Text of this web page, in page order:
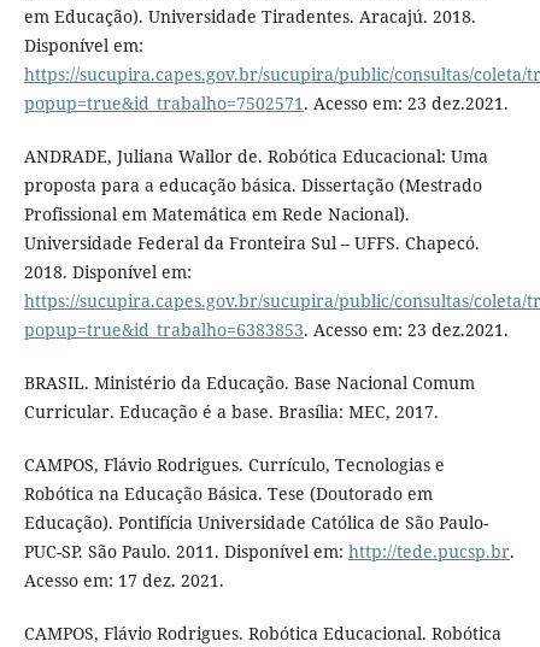
em Educação). Universidade Tiradentes. Aracajú. 2018.
Disponível em:
https://sucupira.capes.gov.br/sucupira/public/consultas/coleta/
popup=true&id_trabalho=7502571. Acesso em: 23 dez.2021.
ANDRADE, Juliana Wallor de. Robótica Educacional: Uma
proposta para a educação básica. Dissertação (Mestrado
Profissional em Matemática em Rede Nacional).
Universidade Federal da Fronteira Sul – UFFS. Chapecó.
2018. Disponível em:
https://sucupira.capes.gov.br/sucupira/public/consultas/coleta/
popup=true&id_trabalho=6383853. Acesso em: 23 dez.2021.
BRASIL. Ministério da Educação. Base Nacional Comum
Curricular. Educação é a base. Brasília: MEC, 2017.
CAMPOS, Flávio Rodrigues. Currículo, Tecnologias e
Robótica na Educação Básica. Tese (Doutorado em
Educação). Pontifícia Universidade Católica de São Paulo-
PUC-SP. São Paulo. 2011. Disponível em: http://tede.pucsp.br.
Acesso em: 17 dez. 2021.
CAMPOS, Flávio Rodrigues. Robótica Educacional. Robótica